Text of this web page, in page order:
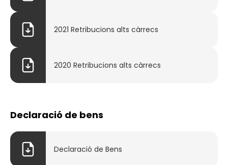
2021 Retribucions alts càrrecs
2020 Retribucions alts càrrecs
Declaració de bens
Declaració de Bens